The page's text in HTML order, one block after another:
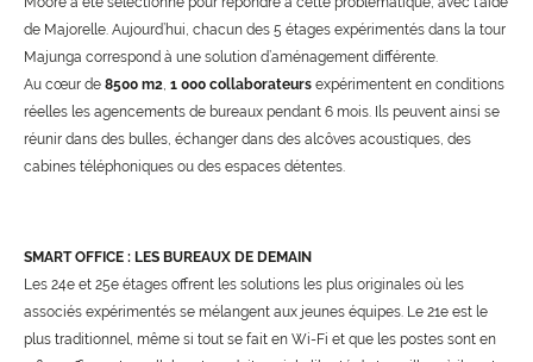
de Majorelle. Aujourd’hui, chacun des 5 étages expérimentés dans la tour
Majunga correspond à une solution d’aménagement différente.
Au cœur de 8500 m2, 1 000 collaborateurs expérimentent en conditions
réelles les agencements de bureaux pendant 6 mois. Ils peuvent ainsi se
réunir dans des bulles, échanger dans des alcôves acoustiques, des
cabines téléphoniques ou des espaces détentes.
SMART OFFICE : LES BUREAUX DE DEMAIN
Les 24e et 25e étages offrent les solutions les plus originales où les
associés expérimentés se mélangent aux jeunes équipes. Le 21e est le
plus traditionnel, même si tout se fait en Wi-Fi et que les postes sont en